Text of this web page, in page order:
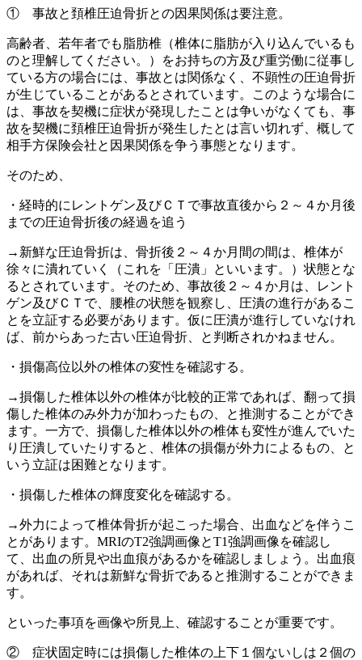
① 事故と頚椎圧迫骨折との因果関係は要注意。
高齢者、若年者でも脂肪椎（椎体に脂肪が入り込んでいるも
のと理解してください。）をお持ちの方及び重労働に従事し
ている方の場合には、事故とは関係なく、不顕性の圧迫骨折
が生じていることがあるとされています。このような場合に
は、事故を契機に症状が発現したことは争いがなくても、事
故を契機に頚椎圧迫骨折が発生したとは言い切れず、概して
相手方保険会社と因果関係を争う事態となります。
そのため、
・経時的にレントゲン及びＣＴで事故直後から２～４か月後
までの圧迫骨折後の経過を追う
→新鮮な圧迫骨折は、骨折後２～４か月間の間は、椎体が
徐々に潰れていく（これを「圧潰」といいます。）状態とな
るとされています。そのため、事故後２～４か月は、レント
ゲン及びＣＴで、腰椎の状態を観察し、圧潰の進行があるこ
とを立証する必要があります。仮に圧潰が進行していなけれ
ば、前からあった古い圧迫骨折、と判断されかねません。
・損傷高位以外の椎体の変性を確認する。
→損傷した椎体以外の椎体が比較的正常であれば、翻って損
傷した椎体のみ外力が加わったもの、と推測することができ
ます。一方で、損傷した椎体以外の椎体も変性が進んでいた
り圧潰していたりすると、椎体の損傷が外力によるもの、と
いう立証は困難となります。
・損傷した椎体の輝度変化を確認する。
→外力によって椎体骨折が起こった場合、出血などを伴うこ
とがあります。MRIのT2強調画像とT1強調画像を確認し
て、出血の所見や出血痕があるかを確認しましょう。出血痕
があれば、それは新鮮な骨折であると推測することができま
す。
といった事項を画像や所見上、確認することが重要です。
② 症状固定時には損傷した椎体の上下１個ないしは２個の